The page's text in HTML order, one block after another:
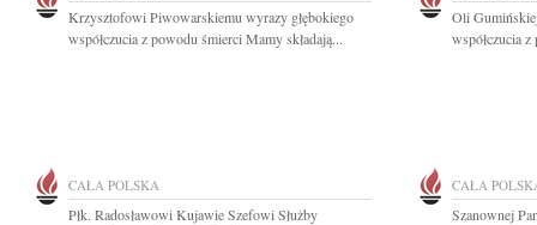
Krzysztofowi Piwowarskiemu wyrazy głębokiego
współczucia z powodu śmierci Mamy składają...
Oli
współczucia
CAŁA POLSKA
Płk. Radosławowi Kujawie Szefowi Służby
CAŁA
Szanownej